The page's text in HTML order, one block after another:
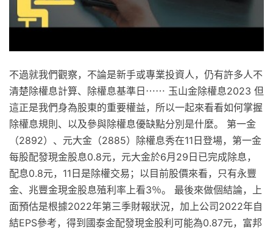
不過就我們觀察，不論是新手或專業投資人，仍有許多人不
清楚除權息計算、除權息基準日⋯⋯ 玉山金除權息2023 但
這正是我們身為股東的重要權益，所以一起來看看如何掌握
除權息規則、以及參與除權息優缺點分別是什麼。 第一金
（2892）、元大金（2885）除權息秀在11日登場，第一金
每股配發現金股息0.8元，元大金於6月29日已完成除息，
配息0.8元，11日是除權交易；以目前股價來看，只有永豐
金、兆豐金現金股息殖利率上看3％。 最後來做個結論，上
面預估是根據2022年第三季財報狀況，加上公司2022年自
結EPS參考，得到國泰金配發現金股利可能為0.87元，富邦